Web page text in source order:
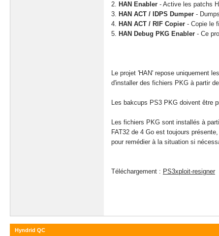
2. HAN Enabler - Active les patchs
3. HAN ACT / IDPS Dumper -
4. HAN ACT / RIF Copier - Copie le
5. HAN Debug PKG Enabler - Ce
Le projet 'HAN' repose uniquement
d'installer des fichiers PKG à partir
Les bakcups PS3 PKG doivent être
Les fichiers PKG sont installés à
FAT32 de 4 Go est toujours
pour remédier à la situation si
Téléchargement : PS3xploit-resigner
Hyndrid QC